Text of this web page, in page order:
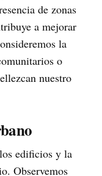
de zonas
a mejorar
la
o
nuestro
edificios y la
Observemos